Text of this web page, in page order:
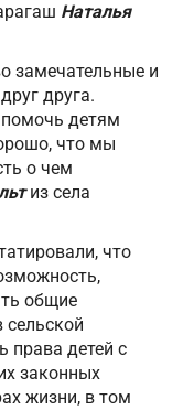
Наталья
замечательные и
друга.
помочь детям
что мы
о чем
из села
что
общие
права детей с
законных
жизни, в том